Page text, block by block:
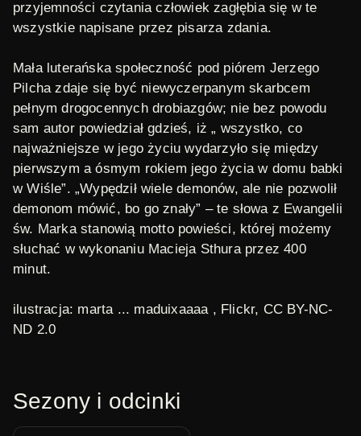
przyjemności czytania człowiek zagłębia się w te
wszystkie napisane przez pisarza zdania.
Mała luterańska społeczność pod piórem Jerzego
Pilcha zdaje się być niewyczerpanym skarbcem
pełnym drogocennych drobiazgów; nie bez powodu
sam autor powiedział gdzieś, iż „ wszystko, co
najważniejsze w jego życiu wydarzyło się między
pierwszym a ósmym rokiem jego życia w domu babki
w Wiśle”. „Wypędził wiele demonów, ale nie pozwolił
demonom mówić, bo go znały” – te słowa z Ewangelii
św. Marka stanowią motto powieści, której możemy
słuchać w wykonaniu Macieja Sthura przez 400
minut.
ilustracja: marta ... maduixaaaa , Flickr, CC BY-NC-
ND 2.0
Sezony i odcinki